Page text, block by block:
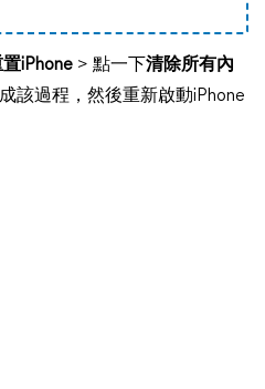
iPhone > 點一下清除所有內
該過程，然後重新啟動iPhone